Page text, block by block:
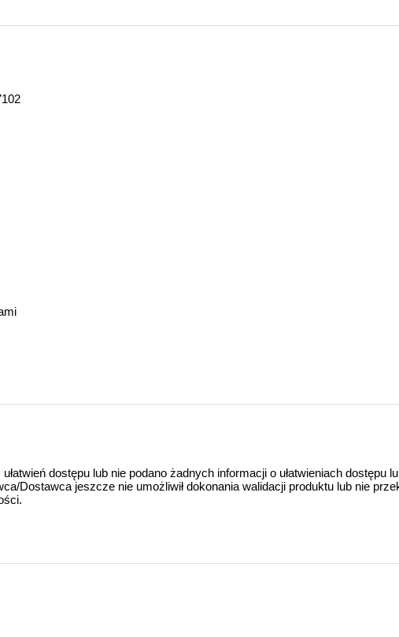
dostępu lub nie podano żadnych informacji o ułatwieniach dostępu
Dostawca jeszcze nie umożliwił dokonania walidacji produktu lub nie